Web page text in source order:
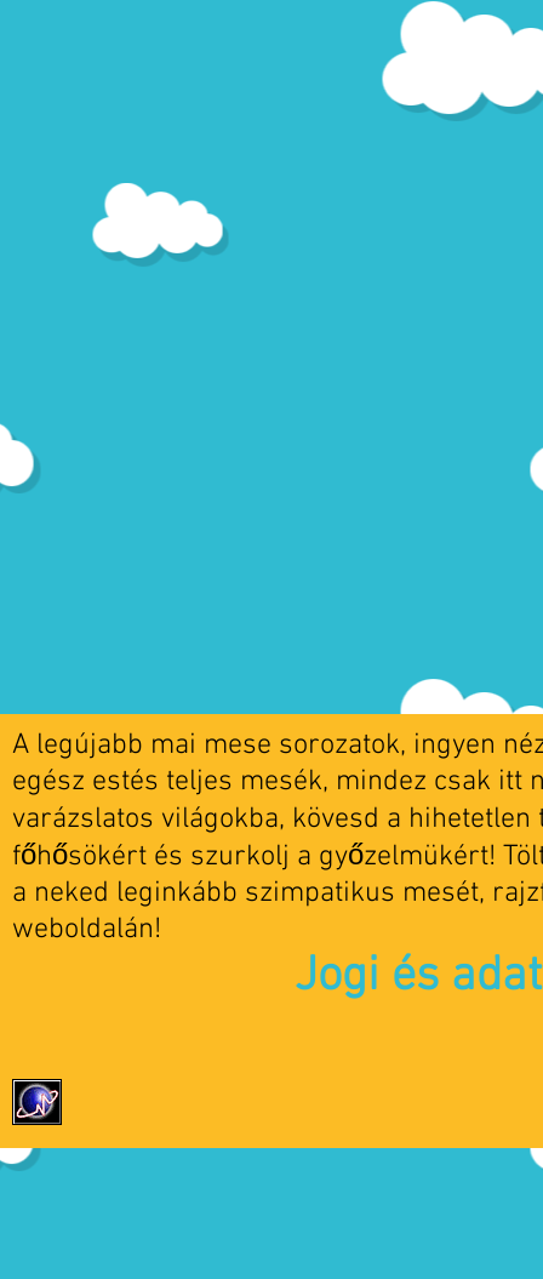
A legújabb mai mese sorozatok, ingyen
egész estés teljes mesék, mindez csak itt
varázslatos világokba, kövesd a
főhősökért és szurkolj a győzelmükért!
a neked leginkább szimpatikus mesét,
weboldalán!
Jogi és